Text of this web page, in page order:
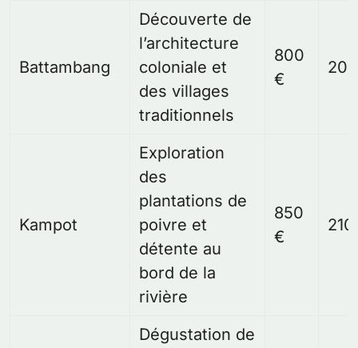
Battambang
Découverte de
l’architecture
coloniale et
des villages
traditionnels
800
€
Kampot
Exploration
des
plantations de
poivre et
détente au
bord de la
rivière
850
€
Dégustation de